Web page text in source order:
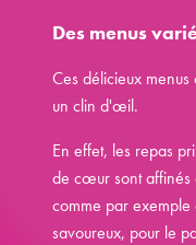
Des menus
Ces délicieux
un clin d'œil.
En effet, les repas
de cœur sont affinés
comme par exemple
savoureux, pour le